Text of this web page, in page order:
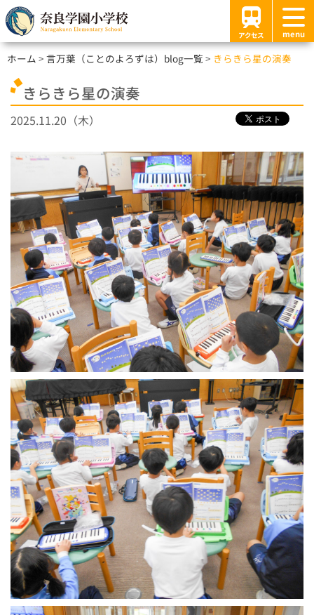
アクセス menu
ホーム 言万葉（ことのよろずは）blog一覧 きらきら星の演奏
きらきら星の演奏
2025.11.20（木）